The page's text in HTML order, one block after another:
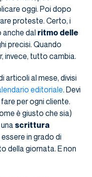
oggi. Poi dopo
proteste. Certo, i
dal ritmo delle
precisi. Quando
invece, tutto cambia.
articoli al mese, divisi
editoriale. Devi
per ogni cliente.
è giusto che sia)
scrittura
in grado di
della giornata. E non